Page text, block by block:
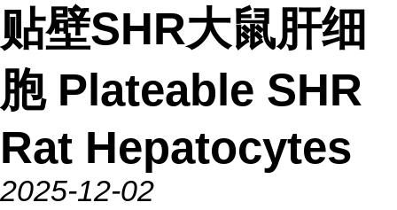
贴壁SHR大鼠肝细
胞 Plateable SHR
Rat Hepatocytes
2025-12-02